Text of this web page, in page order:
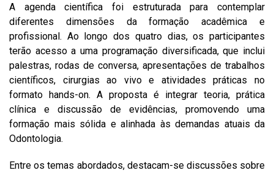
A agenda científica foi estruturada para contemplar
diferentes dimensões da formação acadêmica e
profissional. Ao longo dos quatro dias, os participantes
terão acesso a uma programação diversificada, que inclui
palestras, rodas de conversa, apresentações de trabalhos
científicos, cirurgias ao vivo e atividades práticas no
formato hands-on. A proposta é integrar teoria, prática
clínica e discussão de evidências, promovendo uma
formação mais sólida e alinhada às demandas atuais da
Odontologia.
Entre os temas abordados, destacam-se discussões sobre